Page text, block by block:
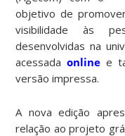
objetivo de
visibilidade às
desenvolvidas na
acessadaonline e
versão impressa.
A nova edição
relação ao projeto